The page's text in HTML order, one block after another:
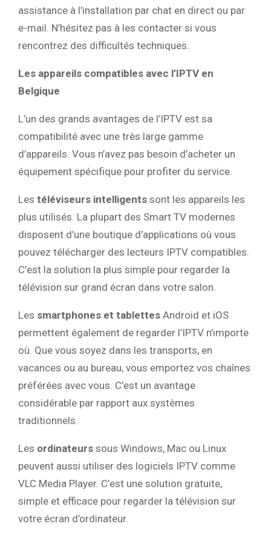
assistance à l’installation par chat en direct ou par
e-mail. N’hésitez pas à les contacter si vous
rencontrez des difficultés techniques.
Les appareils compatibles avec l’IPTV en
Belgique
L’un des grands avantages de l’IPTV est sa
compatibilité avec une très large gamme
d’appareils. Vous n’avez pas besoin d’acheter un
équipement spécifique pour profiter du service.
Les téléviseurs intelligents sont les appareils les
plus utilisés. La plupart des Smart TV modernes
disposent d’une boutique d’applications où vous
pouvez télécharger des lecteurs IPTV compatibles.
C’est la solution la plus simple pour regarder la
télévision sur grand écran dans votre salon.
Les smartphones et tablettes Android et iOS
permettent également de regarder l’IPTV n’importe
où. Que vous soyez dans les transports, en
vacances ou au bureau, vous emportez vos chaînes
préférées avec vous. C’est un avantage
considérable par rapport aux systèmes
traditionnels.
Les ordinateurs sous Windows, Mac ou Linux
peuvent aussi utiliser des logiciels IPTV comme
VLC Media Player. C’est une solution gratuite,
simple et efficace pour regarder la télévision sur
votre écran d’ordinateur.